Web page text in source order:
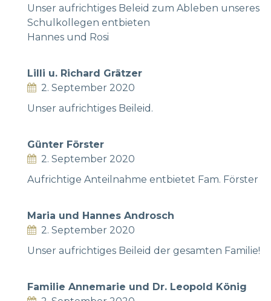
Unser aufrichtiges Beleid zum Ableben unseres
Schulkollegen entbieten
Hannes und Rosi
Lilli u. Richard Grätzer
2. September 2020
Unser aufrichtiges Beileid.
Günter Förster
2. September 2020
Aufrichtige Anteilnahme entbietet Fam. Förster
Maria und Hannes Androsch
2. September 2020
Unser aufrichtiges Beileid der gesamten Familie!
Familie Annemarie und Dr. Leopold König